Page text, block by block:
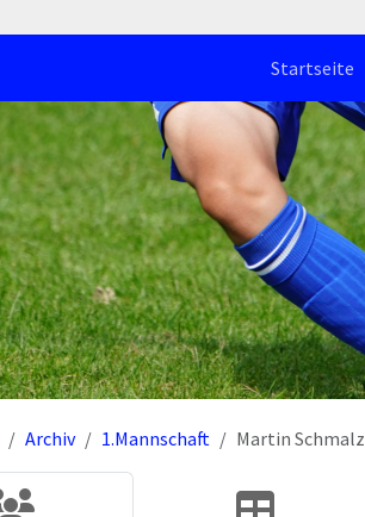
Startseite
Archiv 1.Mannschaft Martin Schmalz